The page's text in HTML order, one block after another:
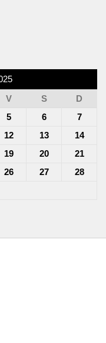
V S
D
5 6
7
12 13
14
19 20
21
26 27
28